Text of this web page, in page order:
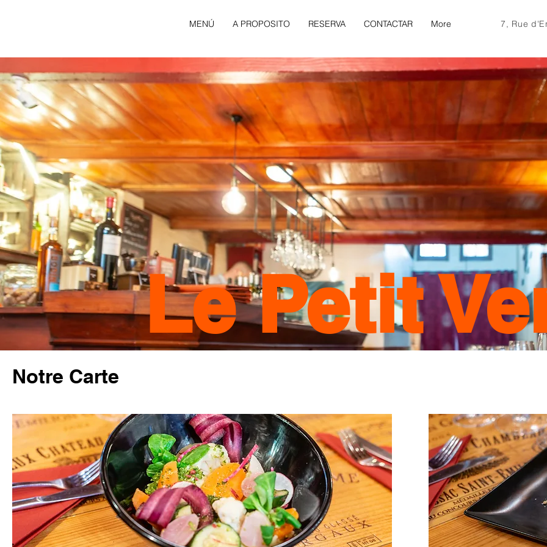
7, Rue
MENÚ A PROPOSITO RESERVA CONTACTAR More
Le Petit
Menú
Notre Carte